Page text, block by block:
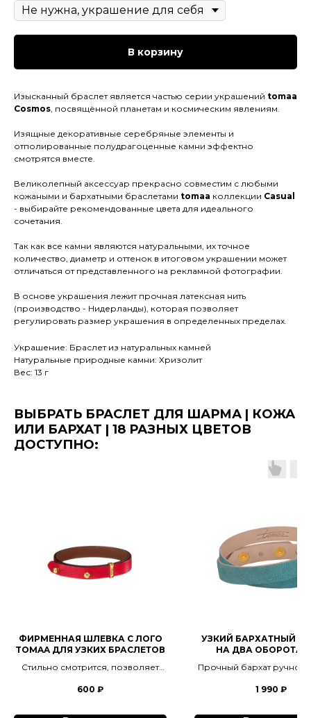
В корзину
Изысканный браслет является частью серии украшений tomaa
Cosmos, посвящённой планетам и космическим явлениям.
Изящные декоративные серебряные элементы и
отполированные полудрагоценные камни эффектно
смотрятся вместе.
Великолепный аксессуар прекрасно совместим с любыми
кожаными и бархатными браслетами tomaa коллекции Casual
- выбирайте рекомендованные цвета для идеального
сочетания.
Так как все камни являются натуральными, их точное
количество, диаметр и оттенок в итоговом украшении может
отличаться от представленного на рекламной фотографии.
В основе украшения лежит прочная латексная нить
(производство - Нидерланды), которая позволяет
регулировать размер украшения в определенных пределах.
Украшение: Браслет из натуральных камней
Натуральные природные камни: Хризолит
Вес: 13 г
ВЫБРАТЬ БРАСЛЕТ ДЛЯ ШАРМА | КОЖА
ИЛИ БАРХАТ | 18 РАЗНЫХ ЦВЕТОВ
ДОСТУПНО:
ФИРМЕННАЯ ШЛЕВКА С ЛОГО
TOMAA ДЛЯ УЗКИХ БРАСЛЕТОВ
Стильно смотрится, позволяет
600 ₽
УЗКИЙ БАРХАТНЫЙ
НА ДВА ОБОРОТА
Прочный бархат ручной
кинестетиков, 4
1 990 ₽